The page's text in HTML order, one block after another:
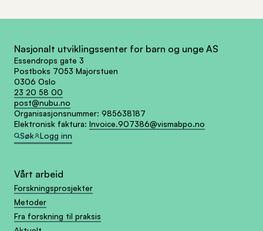
Nasjonalt utviklingssenter for barn og unge AS
Essendrops gate 3
Postboks 7053 Majorstuen
0306 Oslo
23 20 58 00
post@nubu.no
Organisasjonsnummer: 985638187
Elektronisk faktura: Invoice.907386@vismabpo.no
Søk
Logg inn
Vårt arbeid
Forskningsprosjekter
Metoder
Fra forskning til praksis